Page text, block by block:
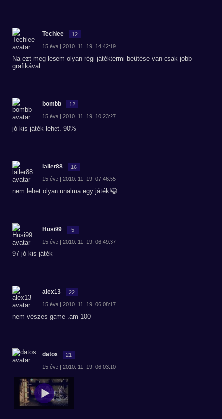
Techlee 12
15 éve | 2010. 11. 19. 14:42:19
Na ezt meg lesem olyan régi játéktermi beütése van csak jobb
grafikával..
bombb 12
15 éve | 2010. 11. 19. 10:23:27
jó kis játék lehet. 90%
laller88 16
15 éve | 2010. 11. 19. 07:46:55
nem lehet olyan unalma egy játék!😀
Husi99 5
15 éve | 2010. 11. 19. 06:49:37
97 jó kis játék
alex13 22
15 éve | 2010. 11. 19. 06:08:17
nem vészes game .am 100
datos 21
15 éve | 2010. 11. 19. 06:03:10